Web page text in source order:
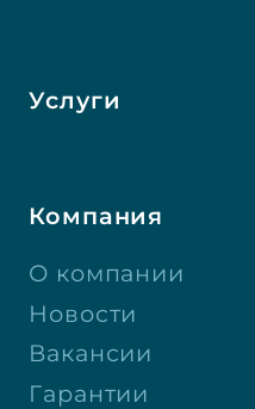
Услуги
Компания
О компании
Новости
Вакансии
Гарантии